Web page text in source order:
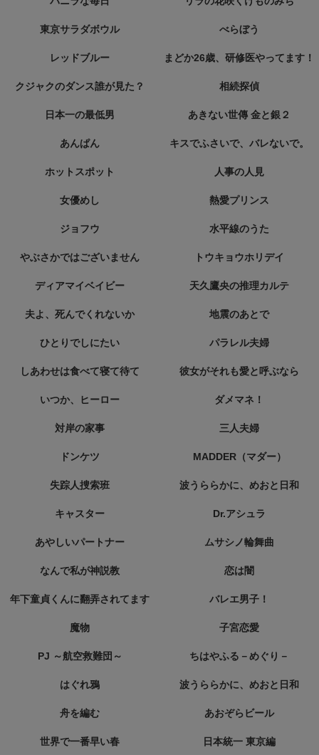
東京サラダボウル べらぼう
レッドブルー まどか26歳、研修医やってます！
クジャクのダンス誰が見た？ 相続探偵
日本一の最低男 あきない世傳 金と銀２
あんぱん キスでふさいで、バレないで。
ホットスポット 人事の人見
女優めし 熱愛プリンス
ジョフウ 水平線のうた
やぶさかではございません トウキョウホリデイ
ディアマイベイビー 天久鷹央の推理カルテ
夫よ、死んでくれないか 地震のあとで
ひとりでしにたい パラレル夫婦
しあわせは食べて寝て待て 彼女がそれも愛と呼ぶなら
いつか、ヒーロー ダメマネ！
対岸の家事 三人夫婦
ドンケツ MADDER（マダー）
失踪人捜索班 波うららかに、めおと日和
キャスター Dr.アシュラ
あやしいパートナー ムサシノ輪舞曲
なんで私が神説教 恋は闇
年下童貞くんに翻弄されてます バレエ男子！
魔物 子宮恋愛
PJ ～航空救難団～ ちはやふる－めぐり－
はぐれ鴉 波うららかに、めおと日和
舟を編む あおぞらビール
世界で一番早い春 日本統一 東京編